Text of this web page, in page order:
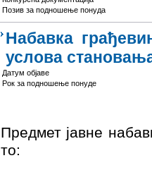
Позив за подношење понуда
Набавка
услова
Датум објаве
Рок за подношење понуде
Предмет јавне
то: